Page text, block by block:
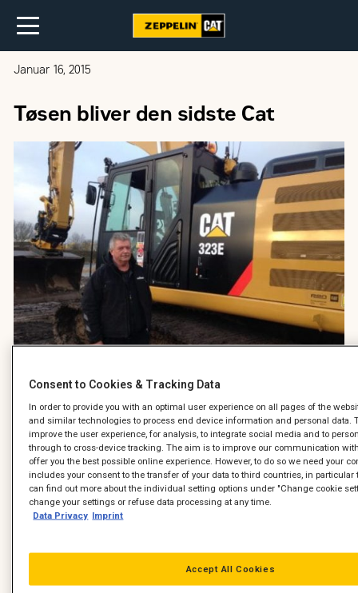
Januar 16, 2015
Tøsen bliver den sidste Cat
Consent to Cookies & Tracking Data
In order to provide you with an optimal user experience on all pages of the
and similar technologies to process end device information and personal data.
improve the user experience, for analysis, to integrate social media and to
through to cross-device tracking. The aim is to improve our communication
offer you the best possible online experience. However, to do so we need your
includes your consent to the transfer of your data to third countries, in particular
can find out more about the individual setting options under "Change cookie
change your settings or refuse data processing at any time.
Data Privacy Imprint
Accept All Cookies